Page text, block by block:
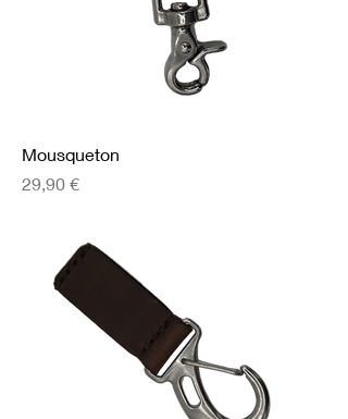
Mousqueton
Prix
29,90 €